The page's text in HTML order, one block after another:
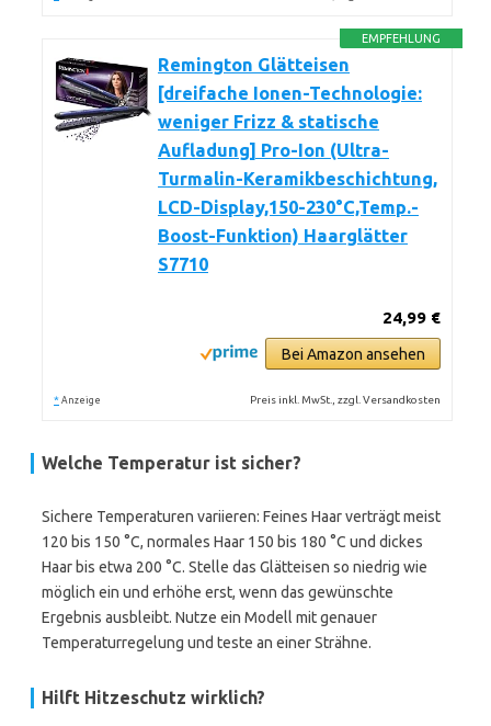
EMPFEHLUNG
Remington Glätteisen
[dreifache Ionen-Technologie:
weniger Frizz & statische
Aufladung] Pro-Ion (Ultra-
Turmalin-Keramikbeschichtung,
LCD-Display,150-230°C,Temp.-
Boost-Funktion) Haarglätter
S7710
24,99 €
Bei Amazon ansehen
* Anzeige Preis inkl. MwSt., zzgl. Versandkosten
Welche Temperatur ist sicher?
Sichere Temperaturen variieren: Feines Haar verträgt meist
120 bis 150 °C, normales Haar 150 bis 180 °C und dickes
Haar bis etwa 200 °C. Stelle das Glätteisen so niedrig wie
möglich ein und erhöhe erst, wenn das gewünschte
Ergebnis ausbleibt. Nutze ein Modell mit genauer
Temperaturregelung und teste an einer Strähne.
Hilft Hitzeschutz wirklich?